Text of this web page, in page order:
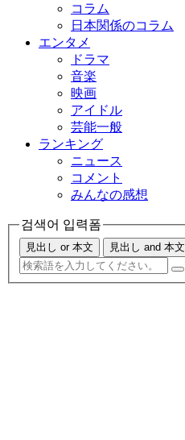
コラム
日本関係のコラム
エンタメ
ドラマ
音楽
映画
アイドル
芸能一般
ランキング
ニュース
コメント
みんなの感想
검색어 입력폼
見出し or 本文 見出し and 本文